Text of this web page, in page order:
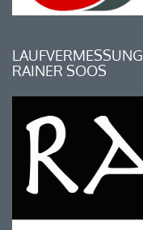
LAUFVERMESSUNG
RAINER SOOS